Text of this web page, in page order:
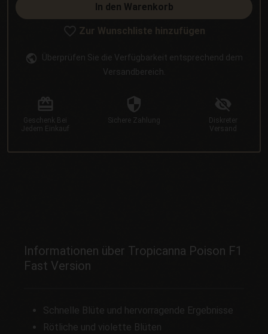
In den Warenkorb
Zur Wunschliste hinzufügen
Überprüfen Sie die Verfügbarkeit entsprechend dem
Versandbereich.
Geschenk Bei
Jedem Einkauf
Sichere Zahlung
Diskreter
Versand
Informationen über Tropicanna Poison F1
Fast Version
Schnelle Blüte und hervorragende Ergebnisse
Rötliche und violette Blüten